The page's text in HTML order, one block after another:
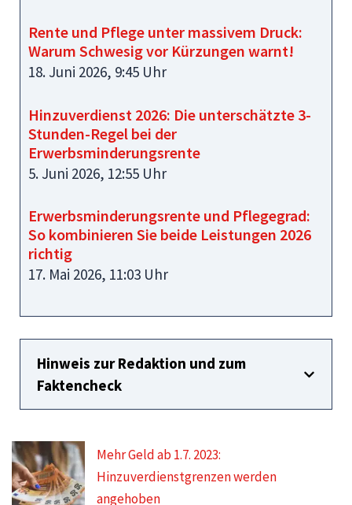
Rente und Pflege unter massivem Druck:
Warum Schwesig vor Kürzungen warnt!
18. Juni 2026, 9:45 Uhr
Hinzuverdienst 2026: Die unterschätzte 3-
Stunden-Regel bei der
Erwerbsminderungsrente
5. Juni 2026, 12:55 Uhr
Erwerbsminderungsrente und Pflegegrad:
So kombinieren Sie beide Leistungen 2026
richtig
17. Mai 2026, 11:03 Uhr
Hinweis zur Redaktion und zum
Faktencheck
Mehr Geld ab 1.7. 2023:
Hinzuverdienstgrenzen werden
angehoben